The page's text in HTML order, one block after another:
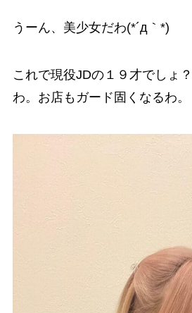
うーん、美少女だわ(*´д｀*)
これで現役JDの１９才でしょ
わ。お店もガード固くなるわ。